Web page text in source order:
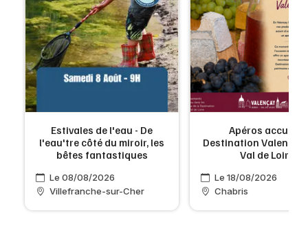
Estivales de l'eau - De
l'eau'tre côté du miroir, les
bêtes fantastiques
Le 08/08/2026
Villefranche-sur-Cher
Apéros accueil -
Destination Valençay
Val de Loire
Le 18/08/2026
Chabris